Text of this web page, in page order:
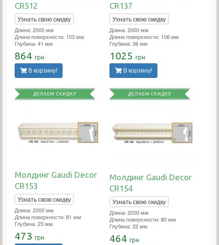
CR512
Узнать свою скидку
Длина: 2000 мм
Длина поверхности: 103 мм
Глубина: 41 мм
864 грн
В корзину!
CR137
Узнать свою скидку
Длина: 2000 мм
Длина поверхности: 106 мм
Глубина: 36 мм
1025 грн
В корзину!
ДЕЛАЕМ СКИДКУ
Молдинг Gaudi Decor
CR153
Узнать свою скидку
Длина: 2000 мм
Длина поверхности: 81 мм
Глубина: 23 мм
473 грн
ДЕЛАЕМ СКИДКУ
Молдинг Gaudi Decor
CR154
Узнать свою скидку
Длина: 2000 мм
Длина поверхности: 80 мм
Глубина: 22 мм
464 грн